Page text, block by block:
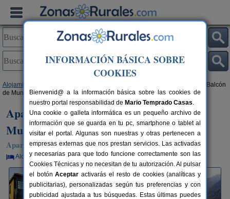
Alojamientos
> Apartamentos Rurales El Balcón
de Muniellos
Apartamentos Rurales El Balcón de
Muniellos
Apartamentos Rurales en Cangas del Narcea (Asturias)
Alquiler por habitaciones 17 plazas 110 km de Oviedo
INFORMACIÓN BÁSICA SOBRE
COOKIES
Bienvenid@ a la información básica sobre las cookies de
nuestro portal responsabilidad de Mario Temprado Casas.
Una cookie o galleta informática es un pequeño archivo de
información que se guarda en tu pc, smartphone o tablet al
visitar el portal. Algunas son nuestras y otras pertenecen a
empresas externas que nos prestan servicios. Las activadas
y necesarias para que todo funcione correctamente son las
Cookies Técnicas y no necesitan de tu autorización. Al pulsar
el botónAceptar activarás el resto de cookies (analíticas y
publicitarias), personalizadas según tus preferencias y con
publicidad ajustada a tus búsquedas. Estas últimas puedes